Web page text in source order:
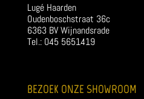
Lugé Haarden
Oudenboschstraat 36c
6363 BV Wijnandsrade
Tel.: 045 5651419
BEZOEK ONZE SHOWROOM